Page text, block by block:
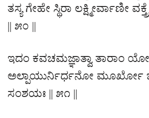
ತಸ್ಯ ಗೇಹೇ ಸ್ಥಿರಾ ಲಕ್ಷ್ಮೀರ್ವಾಣೀ
|| ೫೦ ||
ಇದಂ ಕವಚಮಜ್ಞಾತ್ವಾ ತಾರಾಂ
ಅಲ್ಪಾಯುರ್ನಿರ್ಧನೋ ಮೂರ್ಖೋ
ಸಂಶಯಃ || ೫೧ ||